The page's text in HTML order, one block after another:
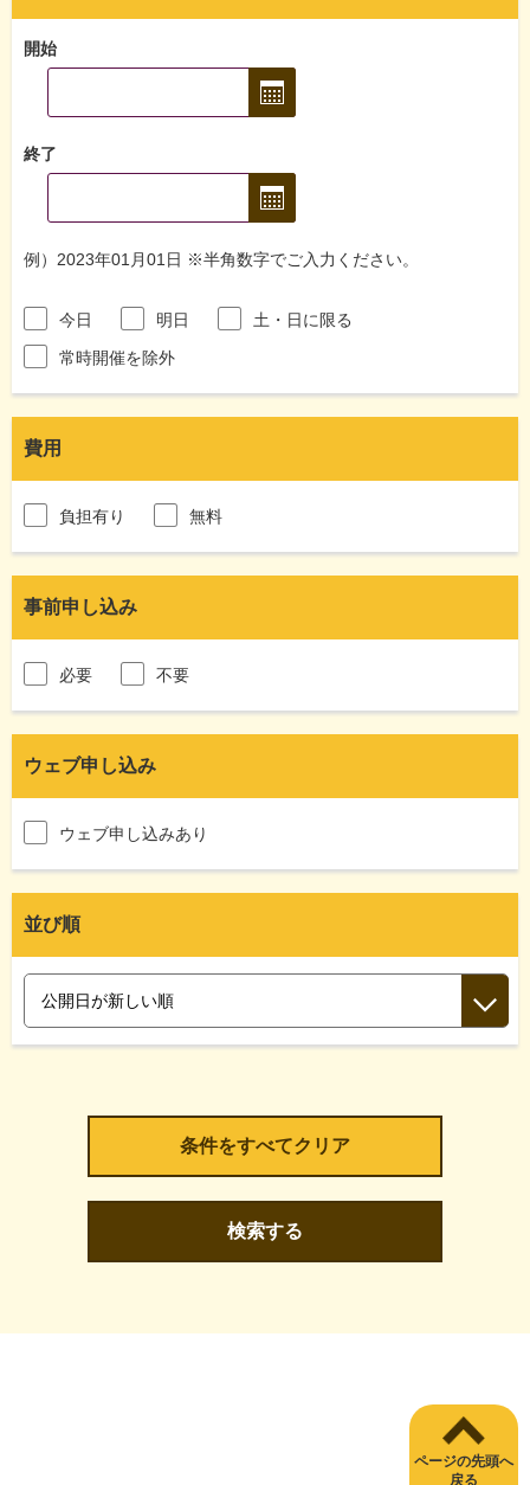
開始
終了
例）2023年01月01日 ※半角数字でご入力ください。
今日 明日
土・日に限る
常時開催を除外
費用
負担有り 無料
事前申し込み
必要 不要
ウェブ申し込み
ウェブ申し込みあり
並び順
検索する
ページの先頭へ
戻る